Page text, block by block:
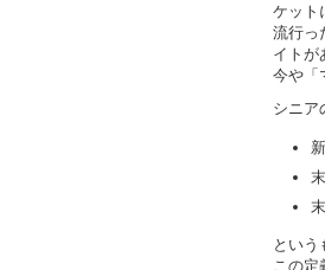
ケット
流行っ
イトが
今や「
シニア
という
この定